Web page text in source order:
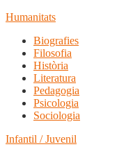
Humanitats
Biografies
Filosofia
Història
Literatura
Pedagogia
Psicologia
Sociologia
Infantil / Juvenil